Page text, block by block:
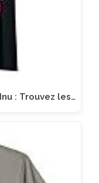
: Trouvez les…